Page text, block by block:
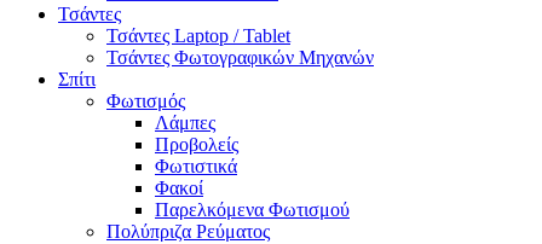
Τσάντες
Τσάντες Laptop / Tablet
Τσάντες Φωτoγραφικών Μηχανών
Σπίτι
Φωτισμός
Λάμπες
Προβολείς
Φωτιστικά
Φακοί
Παρελκόμενα Φωτισμού
Πολύπριζα Ρεύματος